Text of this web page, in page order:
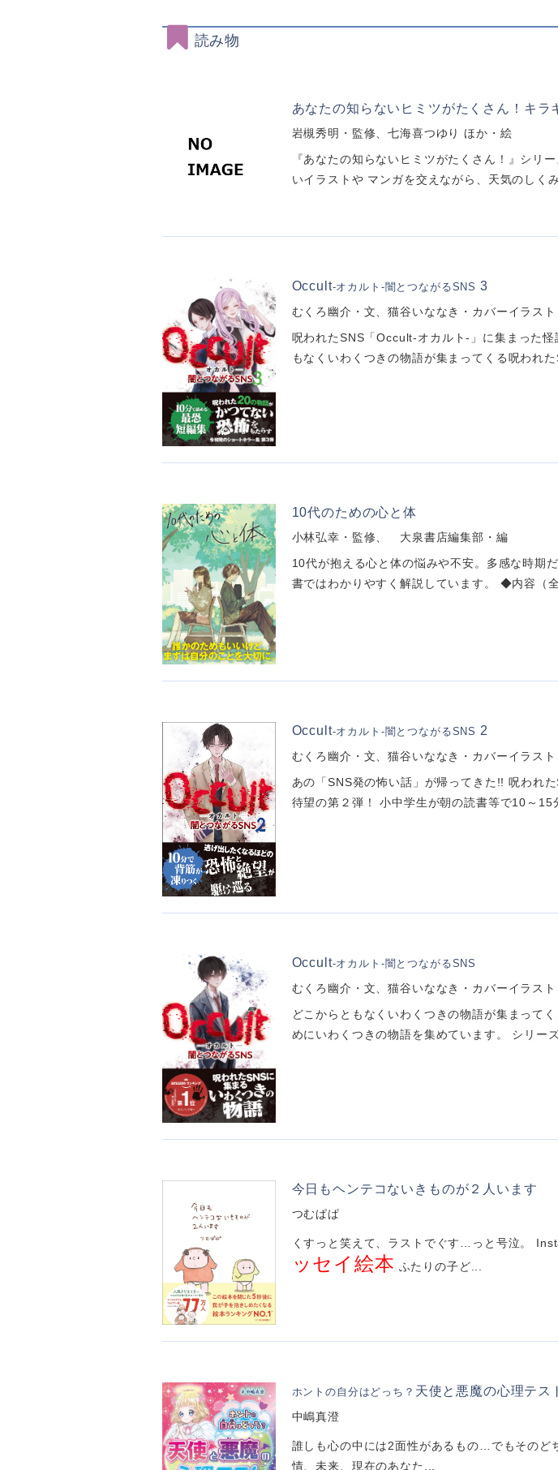
読み物
あなたの知らないヒミツがたくさん！キラ
岩槻秀明・監修、七海喜つゆり ほか・絵
『あなたの知らないヒミツがたくさん！』シリ
いイラストや マンガを交えながら、天気のしく
Occult-オカルト-闇とつながるSNS 3
むくろ幽介・文、猫谷いななき・カバーイラス
呪われたSNS「Occult-オカルト-」に集まった
もなくいわくつきの物語が集まってくる呪われ
10代のための心と体
小林弘幸・監修、 大泉書店編集部・編
10代が抱える心と体の悩みや不安。多感な時期
書ではわかりやすく解説しています。 ◆内容（
Occult-オカルト-闇とつながるSNS 2
むくろ幽介・文、猫谷いななき・カバーイラス
あの「SNS発の怖い話」が帰ってきた!! 呪われ
待望の第２弾！ 小中学生が朝の読書等で10～15
Occult-オカルト-闇とつながるSNS
むくろ幽介・文、猫谷いななき・カバーイラス
どこからともなくいわくつきの物語が集まって
めにいわくつきの物語を集めています。 シリー
今日もヘンテコないきものが２人います
つむぱぱ
くすっと笑えて、ラストでぐす…っと号泣。
ッセイ絵本 ふたりの子ど...
ホントの自分はどっち？ 天使と悪魔の心理テス
中嶋真澄
誰しも心の中には2面性があるもの…でもそのど
情、未来、現在のあなた...